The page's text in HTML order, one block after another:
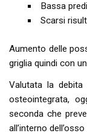
Bassa
Scarsi
Aumento delle
griglia quindi con
Valutata la
osteointegrata,
seconda che
all’interno